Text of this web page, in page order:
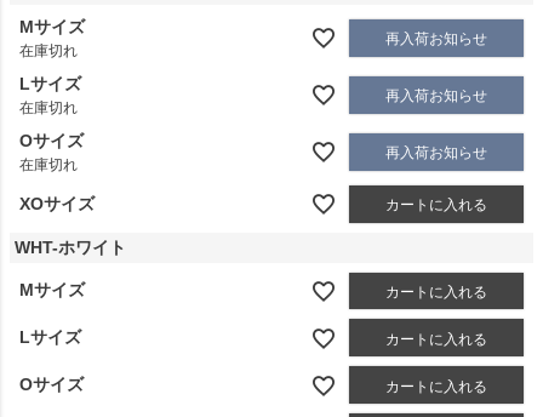
Mサイズ
在庫切れ
再入荷お知らせ
Lサイズ
在庫切れ
再入荷お知らせ
Oサイズ
在庫切れ
再入荷お知らせ
XOサイズ カートに入れる
WHT-ホワイト
Mサイズ カートに入れる
Lサイズ カートに入れる
Oサイズ カートに入れる